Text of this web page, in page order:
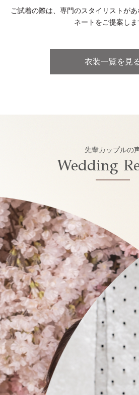
ご試着の際は、専門のスタイリストが
ネートをご提案しま
衣装一覧を見
先輩カップルの
Wedding